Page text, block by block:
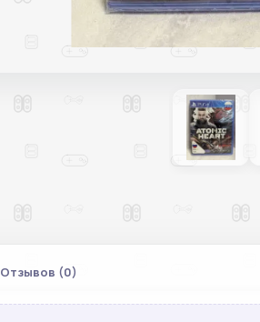
Отзывов (0)